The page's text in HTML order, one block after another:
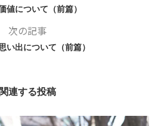
値について（前篇）
次の記事
い出について（前篇）
連する投稿